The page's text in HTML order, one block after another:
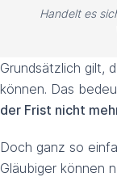
Handelt es
Grundsätzlich gilt,
können. Das
der Frist nicht
Doch ganz so
Gläubiger können